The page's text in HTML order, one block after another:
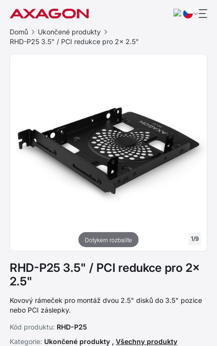
Domů
Ukončené produkty
RHD-P25 3.5" / PCI redukce pro 2x 2.5"
Dotykem rozbalíte 1/9
RHD-P25 3.5" / PCI redukce pro 2x
2.5"
Kovový rámeček pro montáž dvou 2.5" disků do 3.5" pozice
nebo PCI záslepky.
Kód produktu: RHD-P25
Kategorie: Ukončené produkty , Všechny produkty